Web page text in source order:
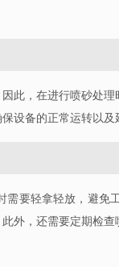
此，在进行喷砂处
设备的正常运转以及
要轻拿轻放，避免
外，还需要定期检